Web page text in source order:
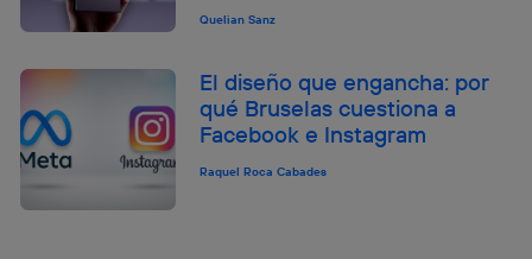
Quelian Sanz
El diseño que engancha: por
qué Bruselas cuestiona a
Facebook e Instagram
Raquel Roca Cabades